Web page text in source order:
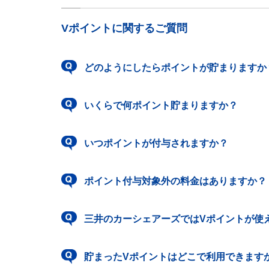
Vポイントに関するご質問
どのようにしたらポイントが貯まりますか
いくらで何ポイント貯まりますか？
いつポイントが付与されますか？
ポイント付与対象外の料金はありますか？
三井のカーシェアーズではVポイントが使
貯まったVポイントはどこで利用できます